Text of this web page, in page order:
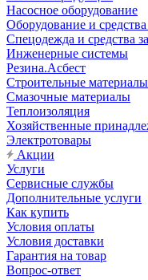
Насосное оборудование
Оборудование и
Спецодежда и средства
Инженерные системы
Резина.Асбест
Строительные материалы
Смазочные материалы
Теплоизоляция
Хозяйственные
Электротовары
Акции
Услуги
Сервисные службы
Дополнительные услуги
Как купить
Условия оплаты
Условия доставки
Гарантия на товар
Вопрос-ответ